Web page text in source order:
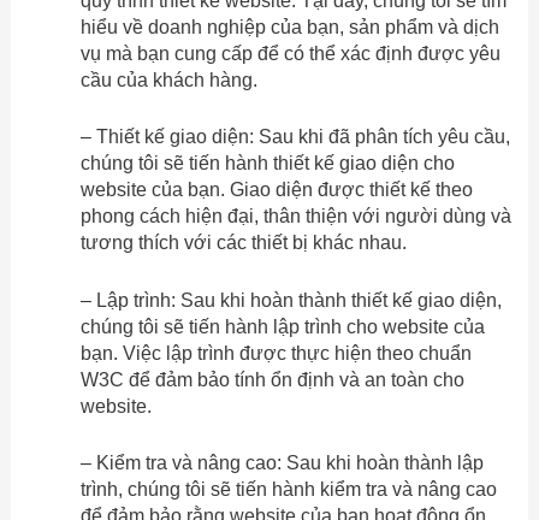
hiểu về doanh nghiệp của bạn, sản phẩm và dịch
vụ mà bạn cung cấp để có thể xác định được yêu
cầu của khách hàng.
– Thiết kế giao diện: Sau khi đã phân tích yêu cầu,
chúng tôi sẽ tiến hành thiết kế giao diện cho
website của bạn. Giao diện được thiết kế theo
phong cách hiện đại, thân thiện với người dùng và
tương thích với các thiết bị khác nhau.
– Lập trình: Sau khi hoàn thành thiết kế giao diện,
chúng tôi sẽ tiến hành lập trình cho website của
bạn. Việc lập trình được thực hiện theo chuẩn
W3C để đảm bảo tính ổn định và an toàn cho
website.
– Kiểm tra và nâng cao: Sau khi hoàn thành lập
trình, chúng tôi sẽ tiến hành kiểm tra và nâng cao